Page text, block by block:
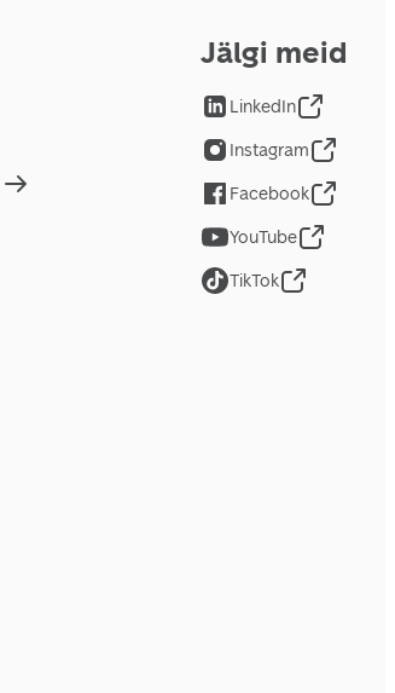
Jälgi meid
LinkedIn
Instagram
Facebook
YouTube
TikTok